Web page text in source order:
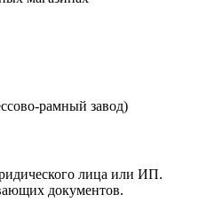
рамный завод)
лица или ИП.
документов.